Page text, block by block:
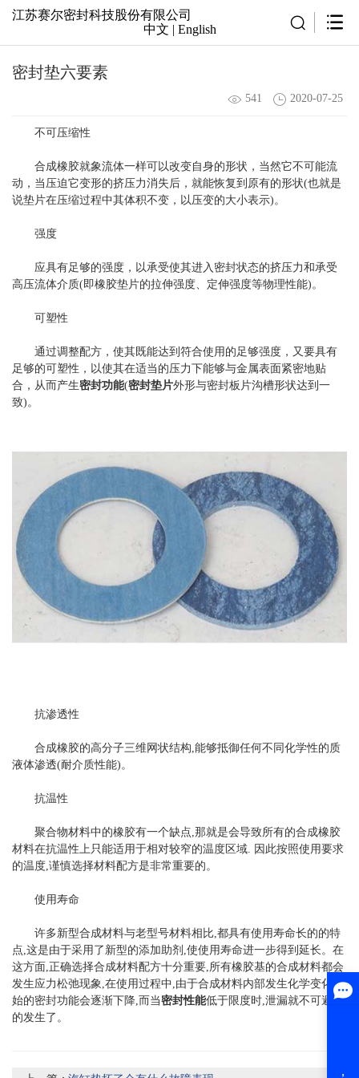
江苏赛尔密封科技股份有限公司
中文 | English
密封垫六要素
541 2020-07-25
不可压缩性
合成橡胶就象流体一样可以改变自身的形状，当然它不可能流
动，当压迫它变形的挤压力消失后，就能恢复到原有的形状(也就是
说垫片在压缩过程中其体积不变，以压变的大小表示)。
强度
应具有足够的强度，以承受使其进入密封状态的挤压力和承受
高压流体介质(即橡胶垫片的拉伸强度、定伸强度等物理性能)。
可塑性
通过调整配方，使其既能达到符合使用的足够强度，又要具有
足够的可塑性，以使其在适当的压力下能够与金属表面紧密地贴
合，从而产生密封功能(密封垫片外形与密封板片沟槽形状达到一
致)。
抗渗透性
合成橡胶的高分子三维网状结构,能够抵御任何不同化学性的质
液体渗透(耐介质性能)。
抗温性
聚合物材料中的橡胶有一个缺点,那就是会导致所有的合成橡胶
材料在抗温性上只能适用于相对较窄的温度区域. 因此按照使用要求
的温度,谨慎选择材料配方是非常重要的。
使用寿命
许多新型合成材料与老型号材料相比,都具有使用寿命长的的特
点,这是由于采用了新型的添加助剂,使使用寿命进一步得到延长。在
这方面,正确选择合成材料配方十分重要,所有橡胶基的合成材料都会
发生应力松弛现象,在使用过程中,由于合成材料内部发生化学变化,初
始的密封功能会逐渐下降,而当密封性能低于限度时,泄漏就不可避免
的发生了。